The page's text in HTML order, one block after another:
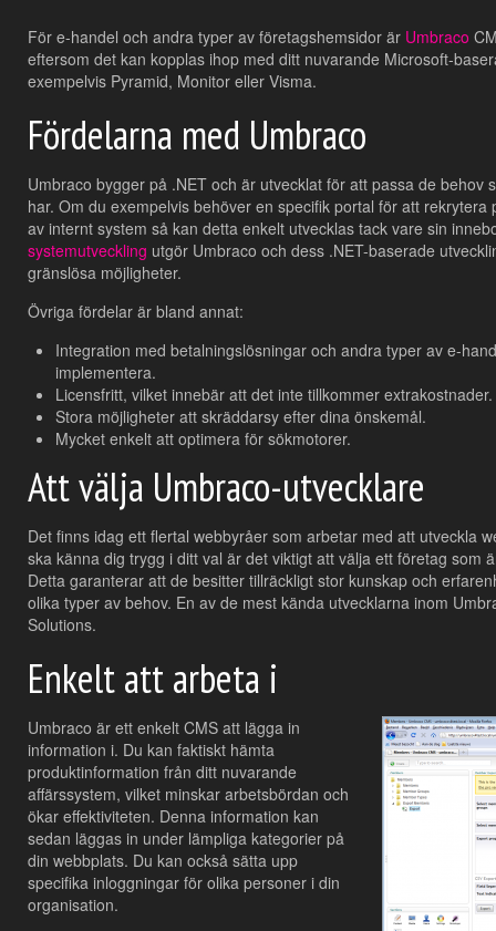
För e-handel och andra typer av företagshemsidor är Umbraco
eftersom det kan kopplas ihop med ditt nuvarande Microsoft-
exempelvis Pyramid, Monitor eller Visma.
Fördelarna med Umbraco
Umbraco bygger på .NET och är utvecklat för att passa de behov
har. Om du exempelvis behöver en specifik portal för att
av internt system så kan detta enkelt utvecklas tack vare sin
systemutveckling utgör Umbraco och dess .NET-baserade
gränslösa möjligheter.
Övriga fördelar är bland annat:
Integration med betalningslösningar och andra typer av e-
implementera.
Licensfritt, vilket innebär att det inte tillkommer extrakostnader.
Stora möjligheter att skräddarsy efter dina önskemål.
Mycket enkelt att optimera för sökmotorer.
Att välja Umbraco-utvecklare
Det finns idag ett flertal webbyråer som arbetar med att utveckla
ska känna dig trygg i ditt val är det viktigt att välja ett företag som
Detta garanterar att de besitter tillräckligt stor kunskap och
olika typer av behov. En av de mest kända utvecklarna inom
Solutions.
Enkelt att arbeta i
Umbraco är ett enkelt CMS att lägga in
information i. Du kan faktiskt hämta
produktinformation från ditt nuvarande
affärssystem, vilket minskar arbetsbördan och
ökar effektiviteten. Denna information kan
sedan läggas in under lämpliga kategorier på
din webbplats. Du kan också sätta upp
specifika inloggningar för olika personer i din
organisation.